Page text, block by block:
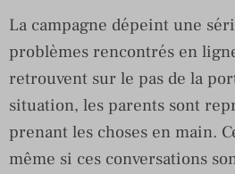
La campagne dépeint une
problèmes rencontrés en
retrouvent sur le pas de la
situation, les parents sont
prenant les choses en main.
même si ces conversations